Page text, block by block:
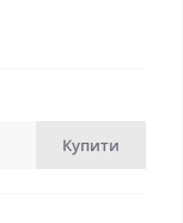
Купити